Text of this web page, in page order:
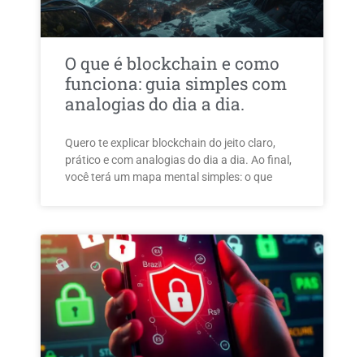
O que é blockchain e como
funciona: guia simples com
analogias do dia a dia.
Quero te explicar blockchain do jeito claro,
prático e com analogias do dia a dia. Ao final,
você terá um mapa mental simples: o que